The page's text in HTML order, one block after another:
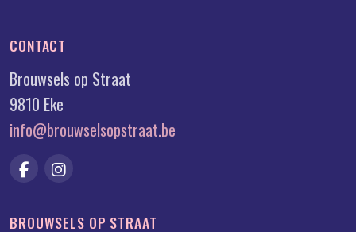
CONTACT
Brouwsels op Straat
9810 Eke
info@brouwselsopstraat.be
BROUWSELS OP STRAAT